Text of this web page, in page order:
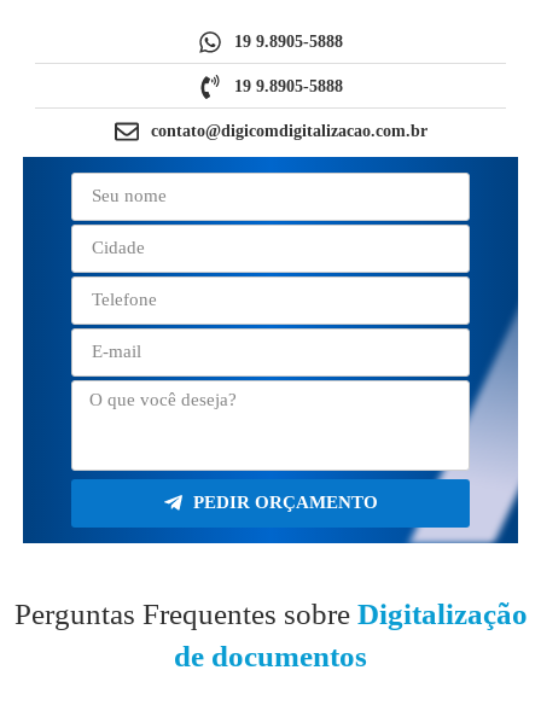
19 9.8905-5888
19 9.8905-5888
contato@digicomdigitalizacao.com.br
PEDIR ORÇAMENTO
Perguntas Frequentes sobre Digitalização
de documentos